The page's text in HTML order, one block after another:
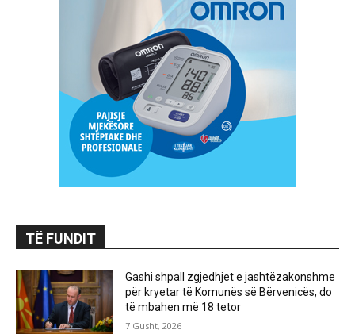
TË FUNDIT
Gashi shpall zgjedhjet e jashtëzakonshme
për kryetar të Komunës së Bërvenicës, do
të mbahen më 18 tetor
7 Gusht, 2026